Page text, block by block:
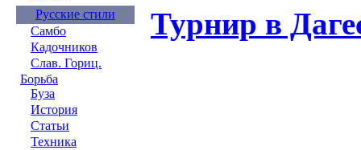
Русские стили
Самбо
Кадочников
Слав. Гориц.
Борьба
Буза
История
Статьи
Техника
Турнир в